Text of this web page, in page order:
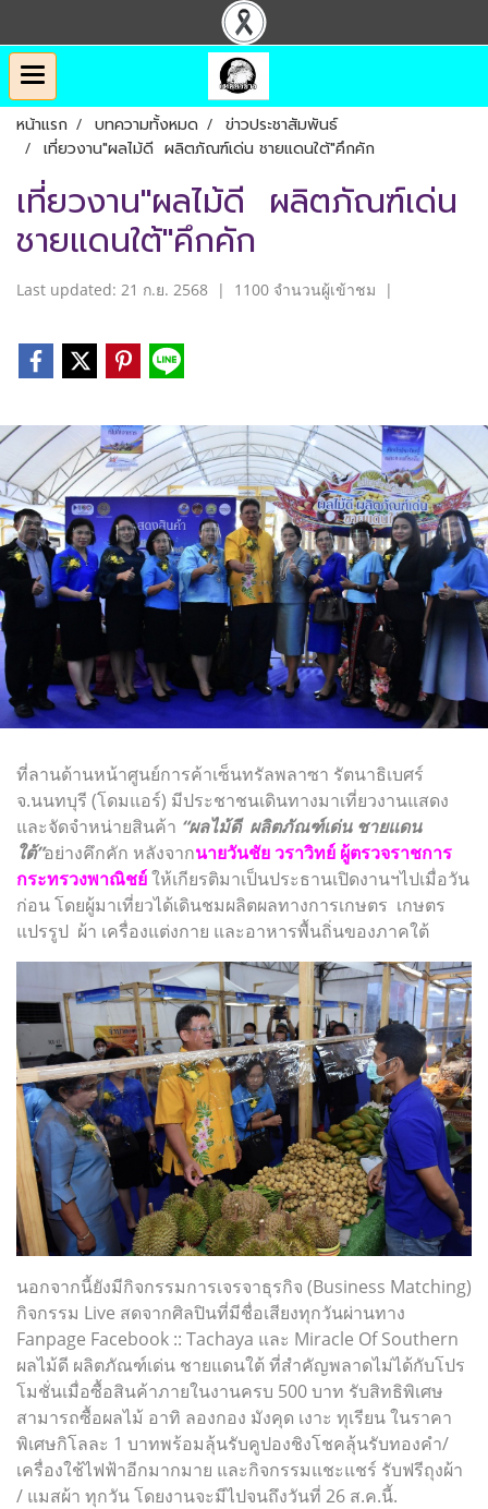
หน้าแรก บทความทั้งหมด
ข่าวประชาสัมพันธ์
เที่ยวงาน"ผลไม้ดี ผลิตภัณฑ์เด่น ชายแดนใต้"คึกคัก
เที่ยวงาน"ผลไม้ดี ผลิตภัณฑ์เด่น
ชายแดนใต้"คึกคัก
Last updated: 21 ก.ย. 2568 | 1100 จำนวนผู้เข้าชม |
ที่ลานด้านหน้าศูนย์การค้าเซ็นทรัลพลาซา รัตนาธิเบศร์
จ.นนทบุรี (โดมแอร์) มีประชาชนเดินทางมาเที่ยวงานแสดง
และจัดจำหน่ายสินค้า “ผลไม้ดี ผลิตภัณฑ์เด่น ชายแดน
ใต้”อย่างคึกคัก หลังจากนายวันชัย วราวิทย์ ผู้ตรวจราชการ
กระทรวงพาณิชย์ให้เกียรติมาเป็นประธานเปิดงานฯไปเมื่อวัน
ก่อน โดยผู้มาเที่ยวได้เดินชมผลิตผลทางการเกษตร เกษตร
แปรรูป ผ้า เครื่องแต่งกาย และอาหารพื้นถิ่นของภาคใต้
นอกจากนี้ยังมีกิจกรรมการเจรจาธุรกิจ (Business Matching)
กิจกรรม Live สดจากศิลปินที่มีชื่อเสียงทุกวันผ่านทาง
Fanpage Facebook :: Tachaya และ Miracle Of Southern
ผลไม้ดี ผลิตภัณฑ์เด่น ชายแดนใต้ ที่สำคัญพลาดไม่ได้กับโปร
โมชั่นเมื่อซื้อสินค้าภายในงานครบ 500 บาท รับสิทธิพิเศษ
สามารถซื้อผลไม้ อาทิ ลองกอง มังคุด เงาะ ทุเรียน ในราคา
พิเศษกิโลละ 1 บาทพร้อมลุ้นรับคูปองชิงโชคลุ้นรับทองคำ/
เครื่องใช้ไฟฟ้าอีกมากมาย และกิจกรรมแชะแชร์ รับฟรีถุงผ้า
/ แมสผ้า ทุกวัน โดยงานจะมีไปจนถึงวันที่ 26 ส.ค.นี้.